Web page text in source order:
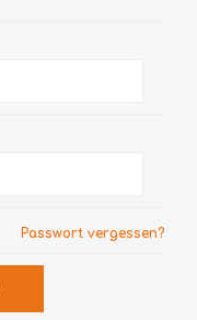
Passwort vergessen?